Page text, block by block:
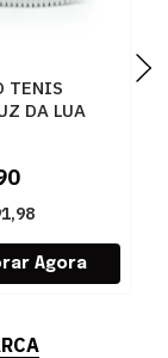
TENIS
DA LUA